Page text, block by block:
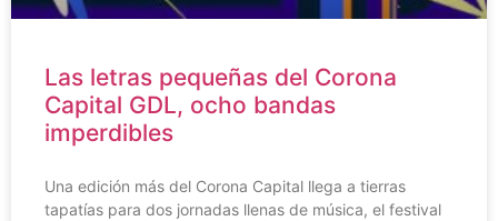
Las letras pequeñas del Corona
Capital GDL, ocho bandas
imperdibles
Una edición más del Corona Capital llega a tierras
tapatías para dos jornadas llenas de música, el festival